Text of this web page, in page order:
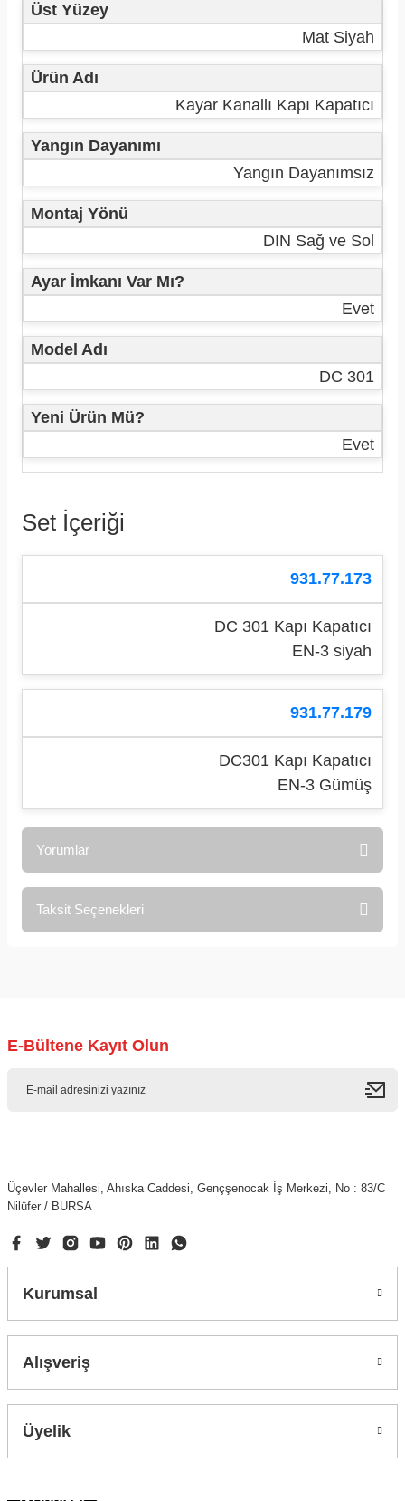
Üst Yüzey
Mat Siyah
Ürün Adı
Kayar Kanallı Kapı Kapatıcı
Yangın Dayanımı
Yangın Dayanımsız
Montaj Yönü
DIN Sağ ve Sol
Ayar İmkanı Var Mı?
Evet
Model Adı
DC 301
Yeni Ürün Mü?
Evet
Set İçeriği
931.77.173
DC 301 Kapı Kapatıcı
EN-3 siyah
931.77.179
DC301 Kapı Kapatıcı
EN-3 Gümüş
Yorumlar
Taksit Seçenekleri
E-Bültene Kayıt Olun
Üçevler Mahallesi, Ahıska Caddesi, Gençşenocak İş Merkezi, No : 83/C
Nilüfer / BURSA
Kurumsal
Alışveriş
Üyelik